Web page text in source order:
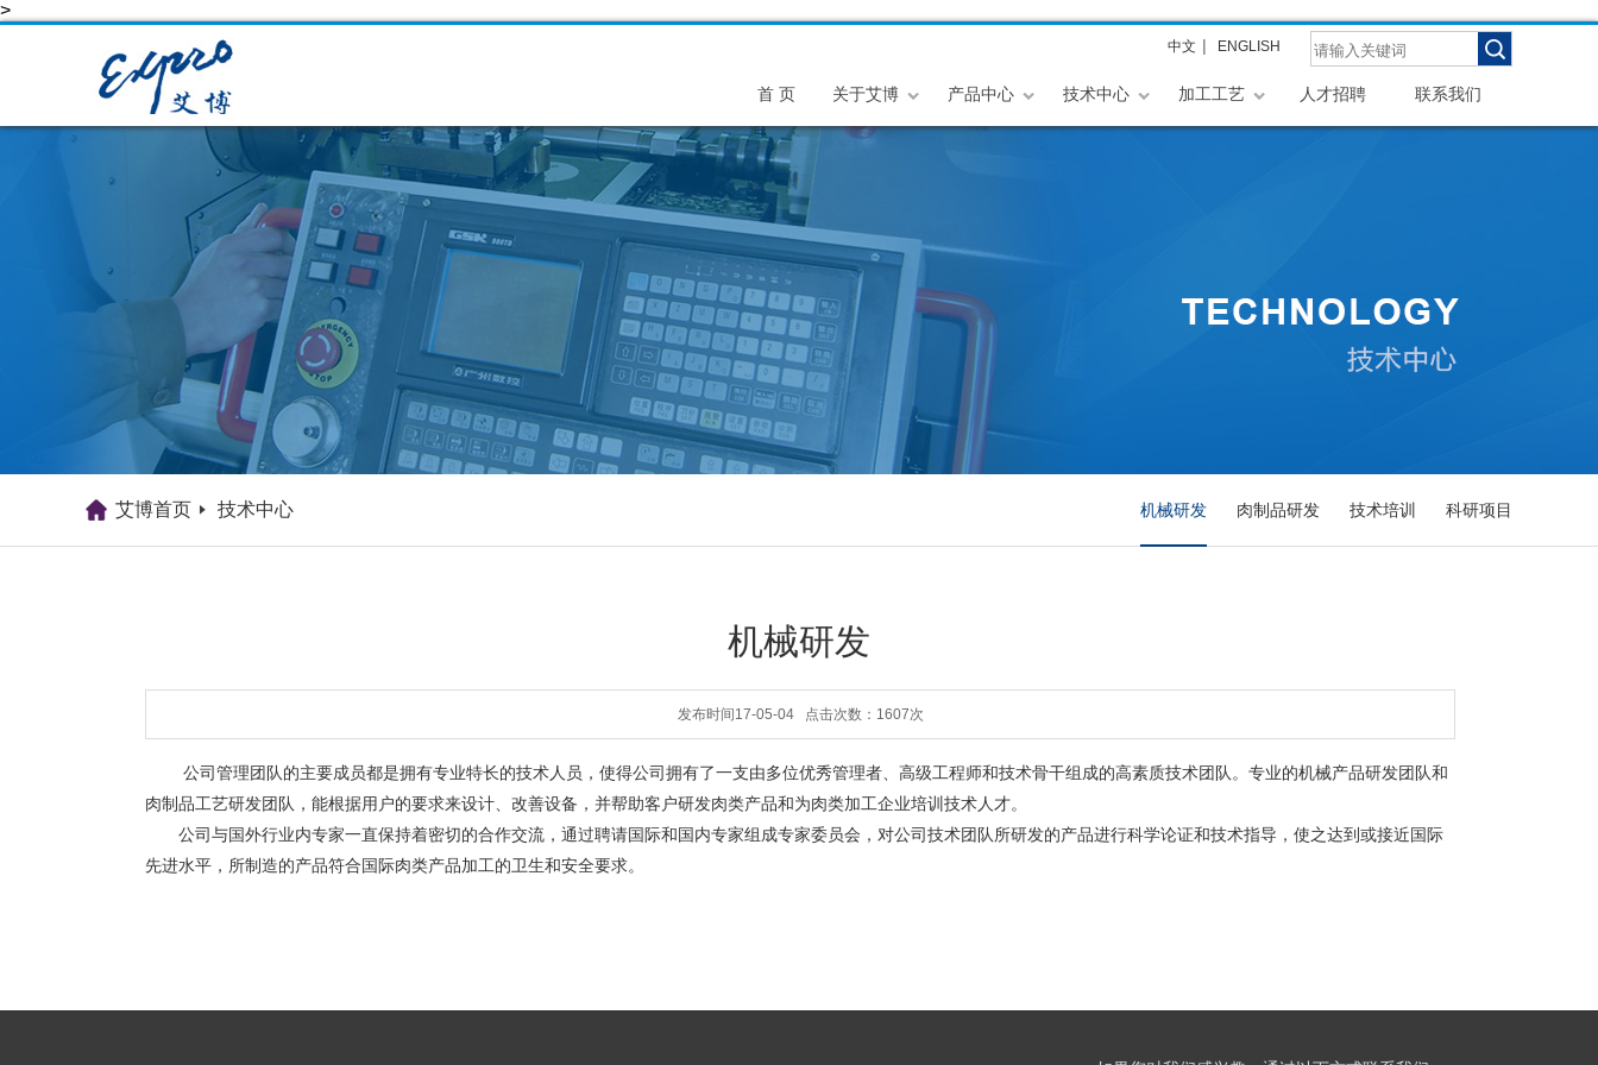
>
中文 | ENGLISH
联系我们
人才招聘
加工工艺
技术中心
产品中心
关于艾博
首 页
艾博首页 技术中心 科研项目
技术培训
肉制品研发
机械研发
机械研发
发布时间17-05-04 点击次数：1607次
公司管理团队的主要成员都是拥有专业特长的技术人员，使得公司拥有了一支由多位优秀管理者、高级工程师和技术骨干组成的高素质技术团队。专业的机械产品研发团队和
肉制品工艺研发团队，能根据用户的要求来设计、改善设备，并帮助客户研发肉类产品和为肉类加工企业培训技术人才。
公司与国外行业内专家一直保持着密切的合作交流，通过聘请国际和国内专家组成专家委员会，对公司技术团队所研发的产品进行科学论证和技术指导，使之达到或接近国际
先进水平，所制造的产品符合国际肉类产品加工的卫生和安全要求。